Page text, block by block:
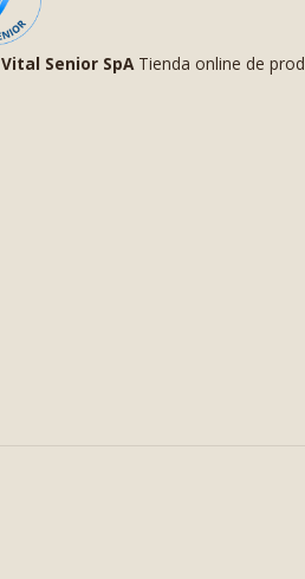
Vital Senior SpATienda online de